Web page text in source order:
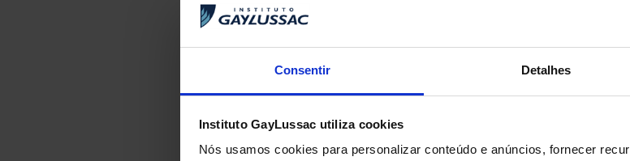
Consentir Detalhes
Instituto GayLussac utiliza cookies
Nós usamos cookies para personalizar conteúdo e anúncios, fornecer